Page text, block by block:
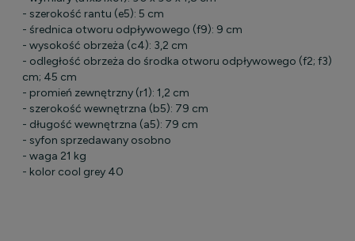
- szerokość rantu (e5): 5 cm
- średnica otworu odpływowego (f9): 9 cm
- wysokość obrzeża (c4): 3,2 cm
- odległość obrzeża do środka otworu odpływowego (f2; f3) 20
cm; 45 cm
- promień zewnętrzny (r1): 1,2 cm
- szerokość wewnętrzna (b5): 79 cm
- długość wewnętrzna (a5): 79 cm
- syfon sprzedawany osobno
- waga 21 kg
- kolor cool grey 40